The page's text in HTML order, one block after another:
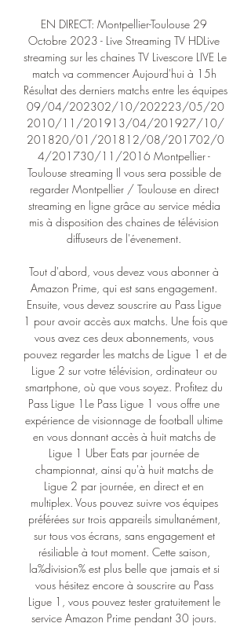
EN DIRECT: Montpellier-Toulouse 29
Octobre 2023 - Live Streaming TV HDLive
streaming sur les chaines TV Livescore LIVE Le
match va commencer Aujourd'hui à 15h
Résultat des derniers matchs entre les équipes
09/04/202302/10/202223/05/20
2010/11/201913/04/201927/10/
201820/01/201812/08/201702/0
4/201730/11/2016 Montpellier -
Toulouse streaming Il vous sera possible de
regarder Montpellier / Toulouse en direct
streaming en ligne grâce au service média
mis à disposition des chaines de télévision
diffuseurs de l'évenement.
Tout d'abord, vous devez vous abonner à
Amazon Prime, qui est sans engagement.
Ensuite, vous devez souscrire au Pass Ligue
1 pour avoir accès aux matchs. Une fois que
vous avez ces deux abonnements, vous
pouvez regarder les matchs de Ligue 1 et de
Ligue 2 sur votre télévision, ordinateur ou
smartphone, où que vous soyez. Profitez du
Pass Ligue 1Le Pass Ligue 1 vous offre une
expérience de visionnage de football ultime
en vous donnant accès à huit matchs de
Ligue 1 Uber Eats par journée de
championnat, ainsi qu'à huit matchs de
Ligue 2 par journée, en direct et en
multiplex. Vous pouvez suivre vos équipes
préférées sur trois appareils simultanément,
sur tous vos écrans, sans engagement et
résiliable à tout moment. Cette saison,
la%division% est plus belle que jamais et si
vous hésitez encore à souscrire au Pass
Ligue 1, vous pouvez tester gratuitement le
service Amazon Prime pendant 30 jours.